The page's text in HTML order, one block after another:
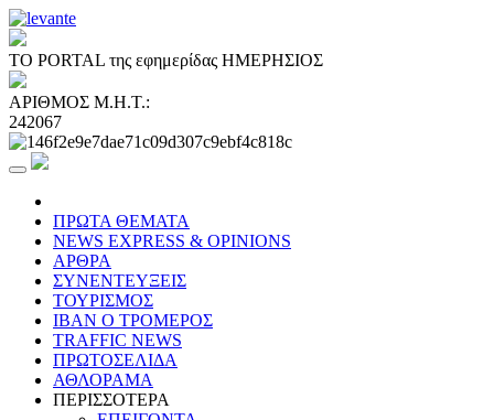
ΤΟ PORTAL της εφημερίδας ΗΜΕΡΗΣΙΟΣ
ΑΡΙΘΜΟΣ Μ.Η.Τ.:
242067
ΠΡΩΤΑ ΘΕΜΑΤΑ
NEWS EXPRESS & OPINIONS
ΑΡΘΡΑ
ΣΥΝΕΝΤΕΥΞΕΙΣ
ΤΟΥΡΙΣΜΟΣ
ΙΒΑΝ Ο ΤΡΟΜΕΡΟΣ
TRAFFIC NEWS
ΠΡΩΤΟΣΕΛΙΔΑ
ΑΘΛΟΡΑΜΑ
ΠΕΡΙΣΣΟΤΕΡΑ